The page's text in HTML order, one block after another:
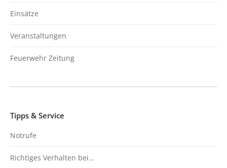
Einsätze
Veranstaltungen
Feuerwehr Zeitung
Tipps & Service
Notrufe
Richtiges Verhalten bei…